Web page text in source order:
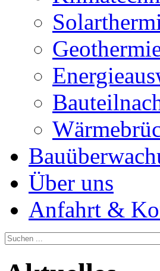
Über uns
Anfahrt &